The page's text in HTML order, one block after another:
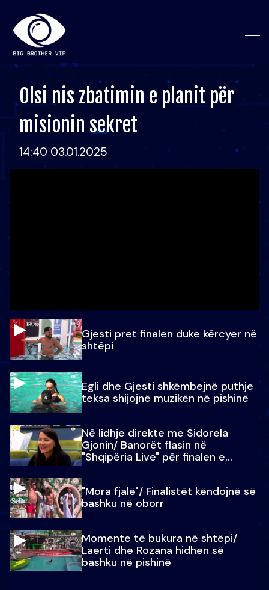
Olsi nis zbatimin e planit për
misionin sekret
14:40 03.01.2025
Gjesti pret finalen duke kërcyer në
shtëpi
Egli dhe Gjesti shkëmbejnë puthje
teksa shijojnë muzikën në pishinë
Në lidhje direkte me Sidorela
Gjonin/ Banorët flasin në
"Shqipëria Live" për finalen e
"Mora fjalë"/ Finalistët këndojnë së
bashku në oborr
Momente të bukura në shtëpi/
Laerti dhe Rozana hidhen së
bashku në pishinë